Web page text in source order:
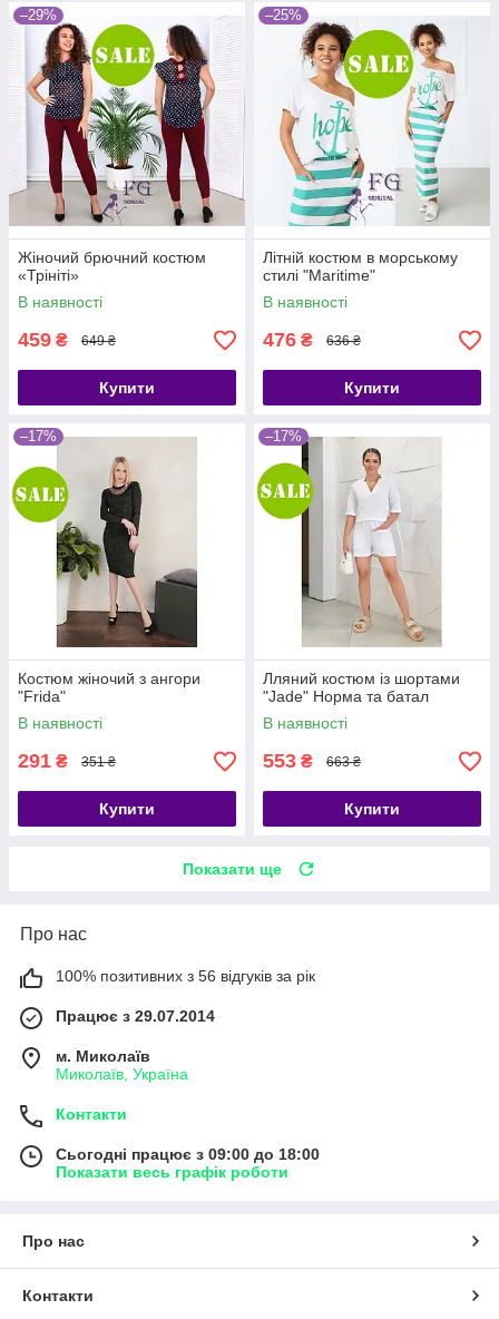
–29%
Жіночий брючний костюм
«Трініті»
В наявності
459 ₴ 649 ₴
Купити
–25%
Літній костюм в морському
стилі "Maritime"
В наявності
476 ₴ 636 ₴
Купити
–17%
Костюм жіночий з ангори
"Frida"
В наявності
291 ₴ 351 ₴
Купити
–17%
Лляний костюм із шортами
"Jade" Норма та батал
В наявності
553 ₴ 663 ₴
Купити
Показати ще
Про нас
100% позитивних з 56 відгуків за рік
Працює з 29.07.2014
м. Миколаїв
Миколаїв, Україна
Контакти
Сьогодні працює з 09:00 до 18:00
Показати весь графік роботи
Про нас
Контакти